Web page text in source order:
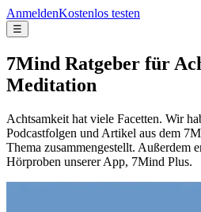
AnmeldenKostenlos testen
☰
7Mind Ratgeber für
Meditation
Achtsamkeit hat viele Facetten. Wir
Podcastfolgen und Artikel aus dem
Thema zusammengestellt. Außerdem
Hörproben unserer App, 7Mind Plus.